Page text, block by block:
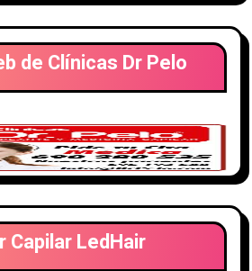
de Clínicas Dr Pelo
Capilar LedHair